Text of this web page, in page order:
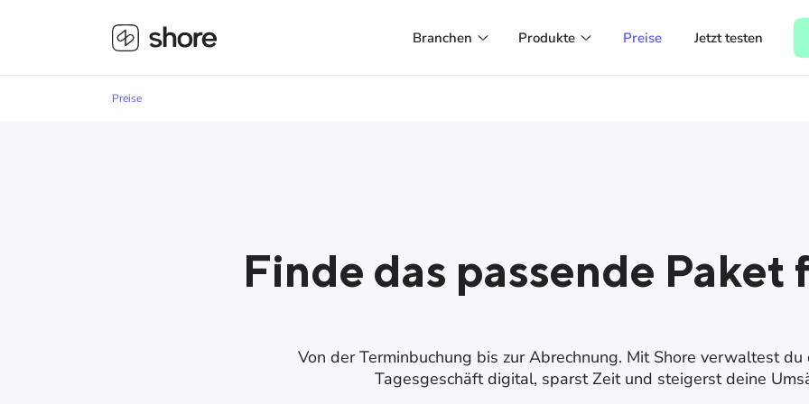
Branchen
Einzelhandel
Produkte
dein Inventar und sei 100% rechtssicher
Preise Jetzt testen
Preise
Finde das passende Paket
Von der Terminbuchung bis zur Abrechnung. Mit Shore verwaltest
Tagesgeschäft digital, sparst Zeit und steigerst deine